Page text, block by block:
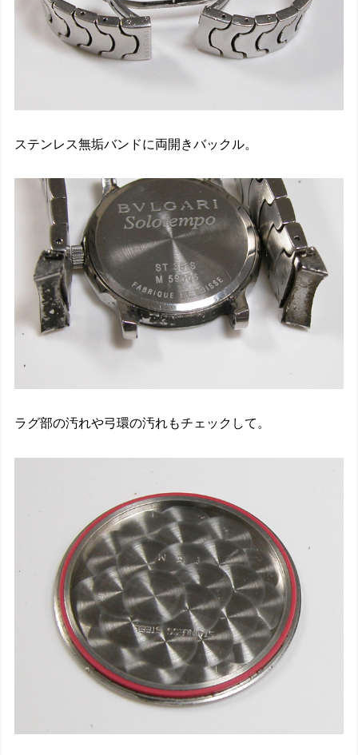
ステンレス無垢バンドに両開きバックル。
ラグ部の汚れや弓環の汚れもチェックして。